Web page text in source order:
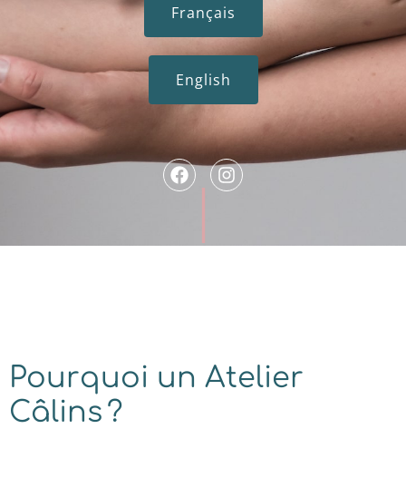
Français
English
Pourquoi un Atelier
Câlins ?